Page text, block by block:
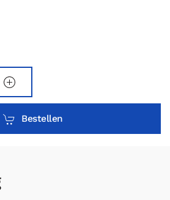
Bestellen